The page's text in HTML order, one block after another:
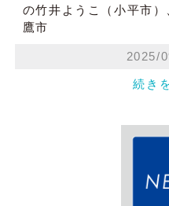
の竹井ようこ（小平市
鷹市
2025/
続き